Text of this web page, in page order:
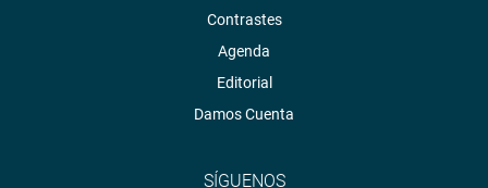
Contrastes
Agenda
Editorial
Damos Cuenta
SÍGUENOS